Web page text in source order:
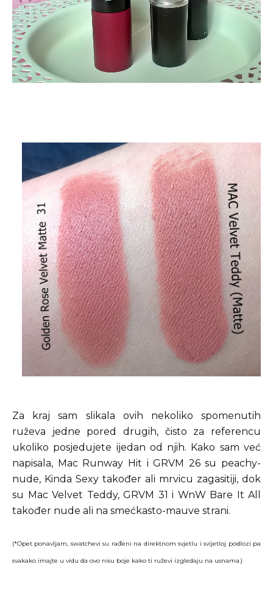
Za kraj sam slikala ovih nekoliko spomenutih
ruževa jedne pored drugih, čisto za referencu
ukoliko posjedujete ijedan od njih. Kako sam već
napisala, Mac Runway Hit i GRVM 26 su peachy-
nude, Kinda Sexy također ali mrvicu zagasitiji, dok
su Mac Velvet Teddy, GRVM 31 i WnW Bare It All
također nude ali na smećkasto-mauve strani.
(*Opet ponavljam, swatchevi su rađeni na direktnom svjetlu i svijetloj podlozi pa
svakako imajte u vidu da ovo nisu boje kako ti ruževi izgledaju na usnama.)